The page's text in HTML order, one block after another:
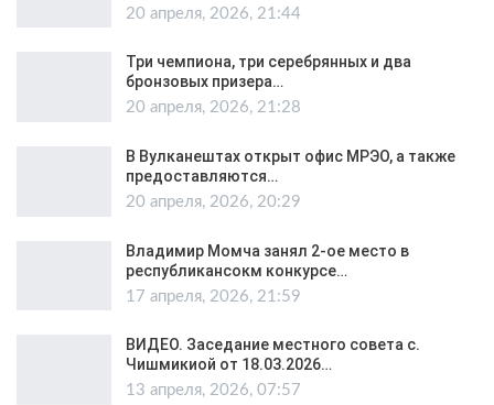
20 апреля, 2026, 21:44
Три чемпиона, три серебрянных и два
бронзовых призера…
20 апреля, 2026, 21:28
В Вулканештах открыт офис МРЭО, а также
предоставляются…
20 апреля, 2026, 20:29
Владимир Момча занял 2-ое место в
республикансокм конкурсе…
17 апреля, 2026, 21:59
ВИДЕО. Заседание местного совета с.
Чишмикиой от 18.03.2026…
13 апреля, 2026, 07:57